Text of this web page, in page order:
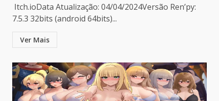
Itch.ioData Atualização: 04/04/2024Versão Ren’py:
7.5.3 32bits (android 64bits)...
Ver Mais